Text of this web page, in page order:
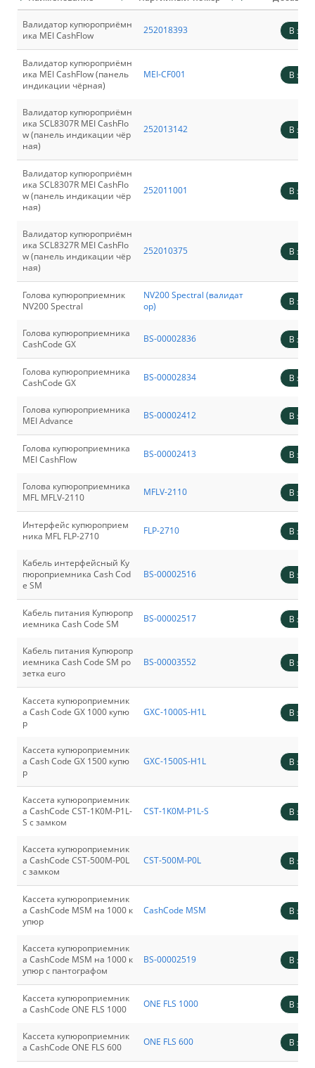
UPS (источник бесперебойного питания)
Купюроприемники для терминалов и ЗИП
Клавиатуры для банкоматов (EPP)
Валидатор купюроприёмн
ика MEI CashFlow
252018393 В
Валидатор купюроприёмн
ика MEI CashFlow (панель
индикации чёрная)
MEI-CF001 В
Валидатор купюроприёмн
ика SCL8307R MEI CashFlo
w (панель индикации чёр
ная)
252013142 В
Валидатор купюроприёмн
ика SCL8307R MEI CashFlo
w (панель индикации чёр
ная)
252011001 В
Валидатор купюроприёмн
ика SCL8327R MEI CashFlo
w (панель индикации чёр
ная)
252010375 В
Голова купюроприемник
NV200 Spectral
NV200 Spectral (валидат
ор)
В
Голова купюроприемника
CashСode GX
BS-00002836 В
Голова купюроприемника
CashСode GX
BS-00002834 В
Голова купюроприемника
MEI Advance
BS-00002412 В
Голова купюроприемника
MEI CashFlow
BS-00002413 В
Голова купюроприемника
MFL MFLV-2110
MFLV-2110 В
Интерфейс купюроприем
ника MFL FLP-2710
FLP-2710 В
Кабель интерфейсный Ку
пюроприемника Cash Cod
e SM
BS-00002516 В
Кабель питания Купюропр
иемника Cash Code SM
BS-00002517 В
Кабель питания Купюропр
иемника Cash Code SM ро
зетка euro
BS-00003552 В
Кассета купюроприемник
а Cash Code GX 1000 купю
р
GXC-1000S-H1L В
Кассета купюроприемник
а Cash Code GX 1500 купю
р
GXC-1500S-H1L В
Кассета купюроприемник
а CashCode CST-1K0M-P1L-
S с замком
CST-1K0M-P1L-S В
Кассета купюроприемник
а CashCode CST-500M-P0L
с замком
CST-500M-P0L В
Кассета купюроприемник
а CashCode MSM на 1000 к
упюр
CashCode MSM В
Кассета купюроприемник
а CashCode MSM на 1000 к
упюр с пантографом
BS-00002519 В
Кассета купюроприемник
а CashCode ONE FLS 1000
ONE FLS 1000 В
Кассета купюроприемник
а CashCode ONE FLS 600
ONE FLS 600 В